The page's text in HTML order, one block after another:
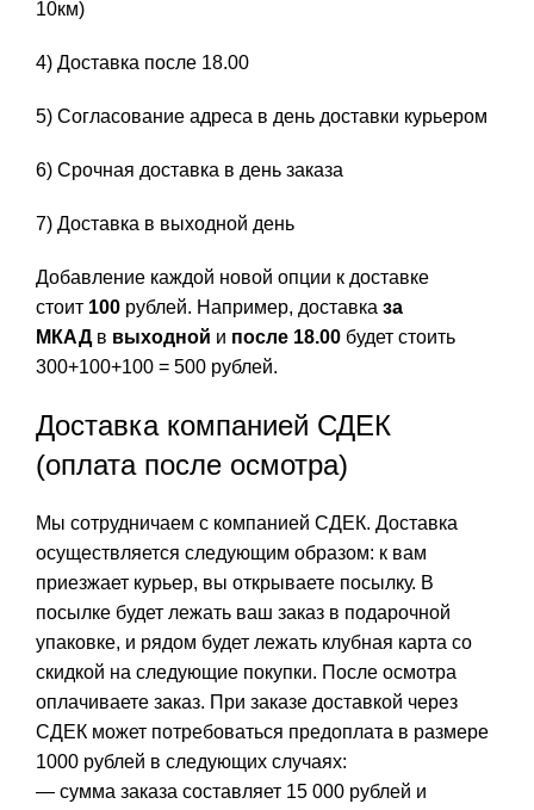
10км)
4) Доставка после 18.00
5) Согласование адреса в день доставки курьером
6) Срочная доставка в день заказа
7) Доставка в выходной день
Добавление каждой новой опции к доставке
стоит 100 рублей. Например, доставка за
МКАДв выходной и после 18.00 будет стоить
300+100+100 = 500 рублей.
Доставка компанией СДЕК
(оплата после осмотра)
Мы сотрудничаем с компанией СДЕК. Доставка
осуществляется следующим образом: к вам
приезжает курьер, вы открываете посылку. В
посылке будет лежать ваш заказ в подарочной
упаковке, и рядом будет лежать клубная карта со
скидкой на следующие покупки. После осмотра
оплачиваете заказ. При заказе доставкой через
СДЕК может потребоваться предоплата в размере
1000 рублей в следующих случаях:
— сумма заказа составляет 15 000 рублей и